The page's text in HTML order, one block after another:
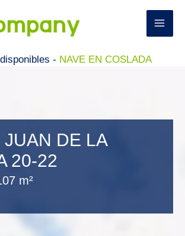
- NAVE EN COSLADA
DE LA
20-22
m²